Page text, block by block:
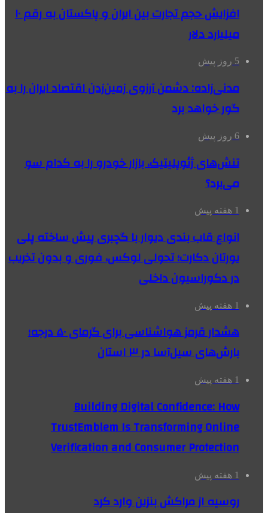
افزایش حجم تجارت بین ایران و پاکستان به رقم ۱۰
میلیارد دلار
5 روز پیش
مدنی‌زاده: دشمن آرزوی زمین‌زدن اقتصاد ایران را به
گور خواهد برد
6 روز پیش
تنش‌های ژئوپلیتیک، بازار خودرو را به کدام سو
می‌برد؟
1 هفته پیش
انواع قاب بندی دیوار با گچبری پیش ساخته پلی
یورتان دکارت؛ تحولی لوکس، فوری و بدون تخریب
در دکوراسیون داخلی
1 هفته پیش
هشدار قرمز هواشناسی برای گرمای ۵۰ درجه؛
بارش‌های سیل‌آسا در ۳ استان
1 هفته پیش
Building Digital Confidence: How
TrustEmblem Is Transforming Online
Verification and Consumer Protection
1 هفته پیش
روسیه از مراکش بنزین وارد کرد